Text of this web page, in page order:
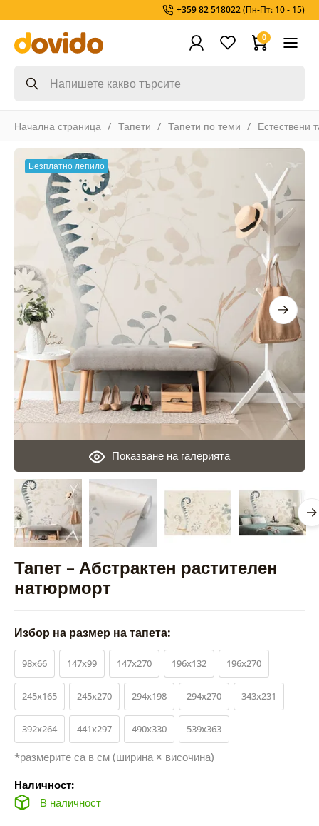
+359 82 518022(Пн-Пт: 10 - 15)
0
Начална страница Тапети Тапети по теми Естествени
Тапет – Абстрактен растителен
натюрморт
Показване на галерията
Безплатно лепило
Избор на размер на тапета:
98x66 147x99 147x270 196x132 196x270
245x165 245x270 294x198 294x270 343x231
392x264 441x297 490x330 539x363
*размерите са в см (ширина × височина)
Наличност:
В наличност